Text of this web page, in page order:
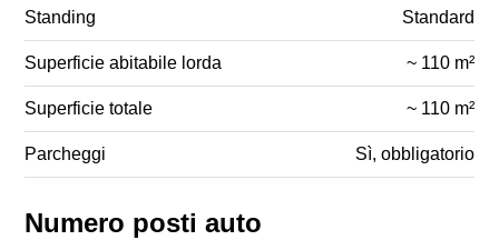
Standing Standard
Superficie abitabile lorda ~ 110 m²
Superficie totale ~ 110 m²
Parcheggi Sì, obbligatorio
Numero posti auto